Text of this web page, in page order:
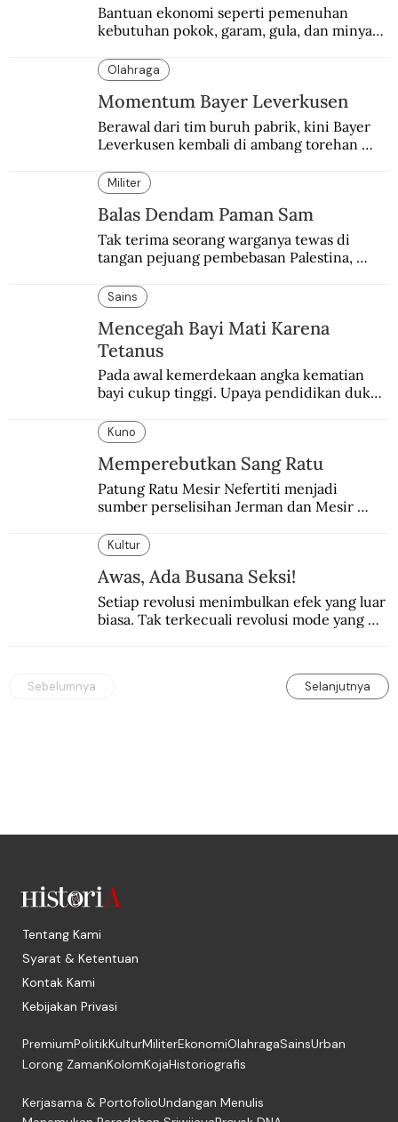
Bantuan ekonomi seperti pemenuhan
kebutuhan pokok, garam, gula, dan minyak
peringatan Hari Ibu.
Olahraga
Momentum Bayer Leverkusen
Berawal dari tim buruh pabrik, kini Bayer
Leverkusen kembali di ambang torehan
“Neverkusen”.
Militer
Balas Dendam Paman Sam
Tak terima seorang warganya tewas di
tangan pejuang pembebasan Palestina,
pembalasan.
Sains
Mencegah Bayi Mati Karena
Tetanus
Pada awal kemerdekaan angka kematian
bayi cukup tinggi. Upaya pendidikan dukun
Kuno
Memperebutkan Sang Ratu
Patung Ratu Mesir Nefertiti menjadi
sumber perselisihan Jerman dan Mesir
Kultur
Awas, Ada Busana Seksi!
Setiap revolusi menimbulkan efek yang luar
biasa. Tak terkecuali revolusi mode yang
Sebelumnya Selanjutnya
Tentang Kami
Syarat & Ketentuan
Kontak Kami
Kebijakan Privasi
PremiumPolitikKulturMiliterEkonomiOlahragaSainsUrban
Lorong ZamanKolomKojaHistoriografis
Kerjasama & PortofolioUndangan Menulis